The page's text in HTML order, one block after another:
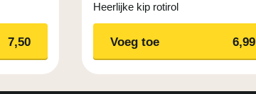
7,50
Heerlijke kip rotirol
Voeg toe 6,99